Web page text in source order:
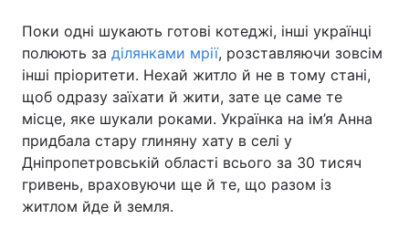
Поки одні шукають готові котеджі, інші українці
полюють за ділянками мрії, розставляючи зовсім
інші пріоритети. Нехай житло й не в тому стані,
щоб одразу заїхати й жити, зате це саме те
місце, яке шукали роками. Українка на ім’я Анна
придбала стару глиняну хату в селі у
Дніпропетровській області всього за 30 тисяч
гривень, враховуючи ще й те, що разом із
житлом йде й земля.